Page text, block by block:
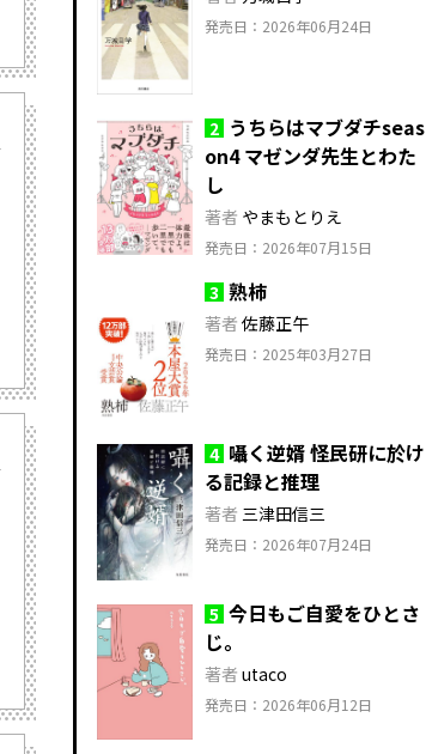
発売日：2026年06月24日
2 うちらはマブダチseas
on4 マゼンダ先生とわた
し
著者 やまもとりえ
発売日：2026年07月15日
3 熟柿
著者 佐藤正午
発売日：2025年03月27日
4 囁く逆婿 怪民研に於け
る記録と推理
著者 三津田信三
発売日：2026年07月24日
5 今日もご自愛をひとさ
じ。
著者 utaco
発売日：2026年06月12日